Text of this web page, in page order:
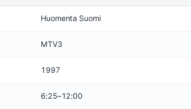
Huomenta Suomi
MTV3
1997
6:25–12:00